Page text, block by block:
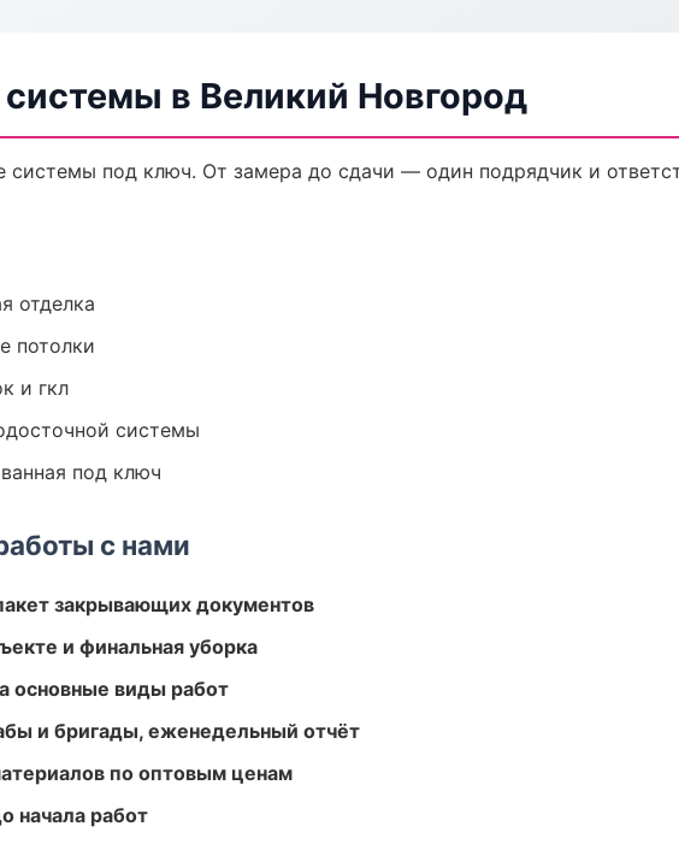
в Великий Новгород
системы под ключ. От замера до сдачи — один подрядчик и
отделка
потолки
и гкл
системы
под ключ
с нами
закрывающих документов
и финальная уборка
основные виды работ
и бригады, еженедельный отчёт
по оптовым ценам
начала работ